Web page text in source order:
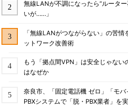
無線LANが不調になったら“ルータ
いが……」
「無線LANがつながらない」の苦
ットワーク改善術
もう「拠点間VPN」は安全じゃな
はなぜか
奈良市、「固定電話機 ゼロ」「モ
PBXシステムで「脱・PBX業者」を